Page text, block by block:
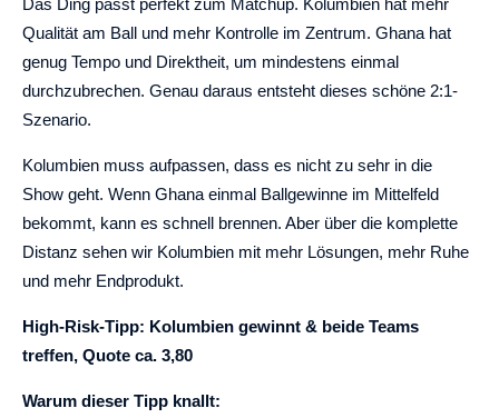
Qualität am Ball und mehr Kontrolle im Zentrum. Ghana hat
genug Tempo und Direktheit, um mindestens einmal
durchzubrechen. Genau daraus entsteht dieses schöne 2:1-
Szenario.
Kolumbien muss aufpassen, dass es nicht zu sehr in die
Show geht. Wenn Ghana einmal Ballgewinne im Mittelfeld
bekommt, kann es schnell brennen. Aber über die komplette
Distanz sehen wir Kolumbien mit mehr Lösungen, mehr Ruhe
und mehr Endprodukt.
High-Risk-Tipp: Kolumbien gewinnt & beide Teams
treffen, Quote ca. 3,80
Warum dieser Tipp knallt: